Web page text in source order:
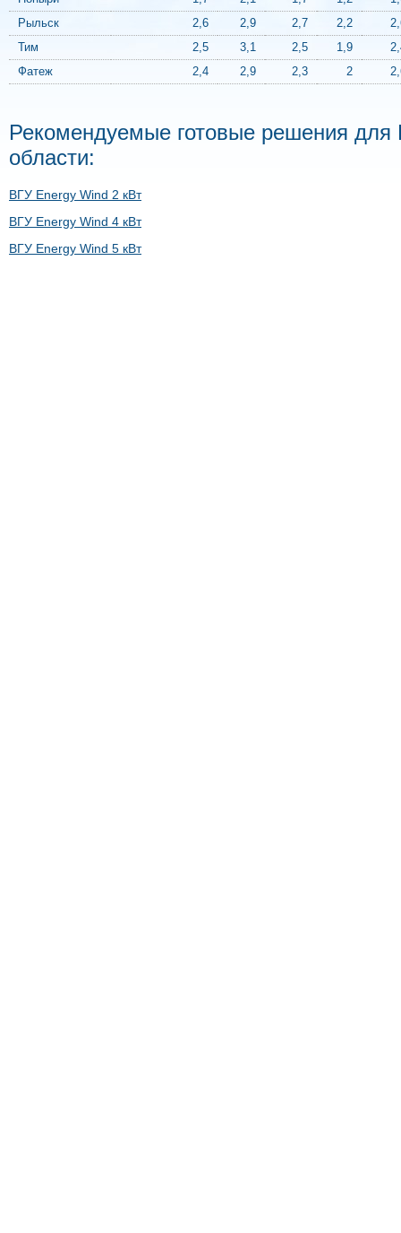
Рыльск
2,6 2,9 2,7 2,2
Тим
2,5 3,1 2,5 1,9
Фатеж
2,4 2,9 2,3 2
Рекомендуемые готовые решения для
области:
ВГУ Energy Wind 2 кВт
ВГУ Energy Wind 4 кВт
ВГУ Energy Wind 5 кВт